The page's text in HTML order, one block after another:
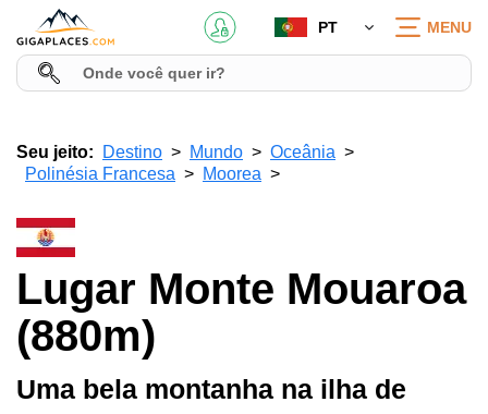
PT MENU
Seu jeito: Destino Mundo
Oceânia
Polinésia Francesa
Moorea
Lugar Monte Mouaroa
(880m)
Uma bela montanha na ilha de